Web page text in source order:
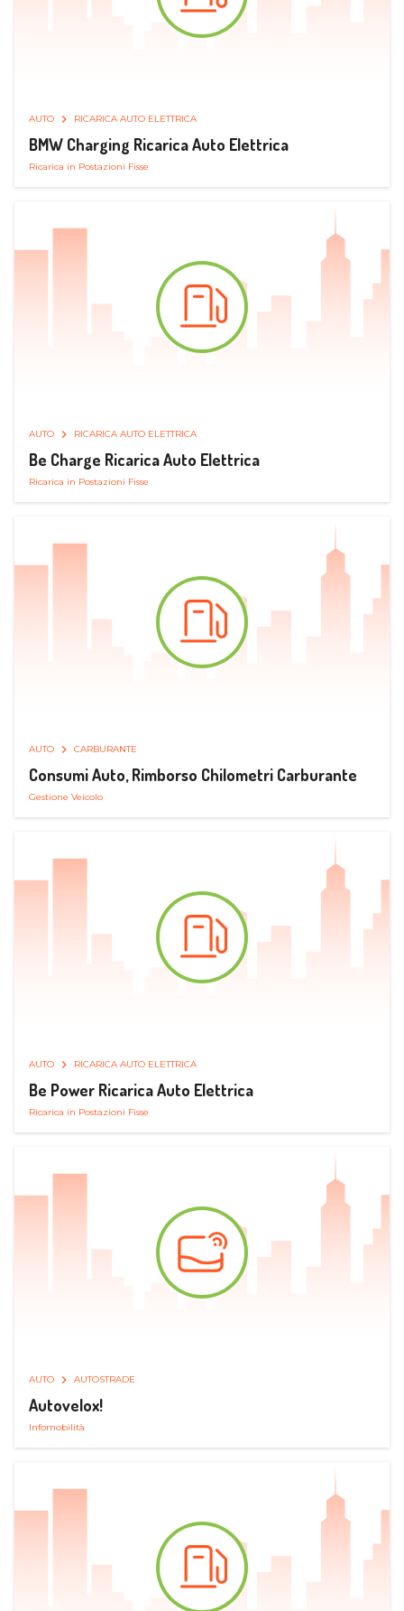
AUTO RICARICA AUTO ELETTRICA
BMW Charging Ricarica Auto Elettrica
Ricarica in Postazioni Fisse
AUTO RICARICA AUTO ELETTRICA
Be Charge Ricarica Auto Elettrica
Ricarica in Postazioni Fisse
AUTO CARBURANTE
Consumi Auto, Rimborso Chilometri Carburante
Gestione Veicolo
AUTO RICARICA AUTO ELETTRICA
Be Power Ricarica Auto Elettrica
Ricarica in Postazioni Fisse
AUTO AUTOSTRADE
Autovelox!
Infomobilità